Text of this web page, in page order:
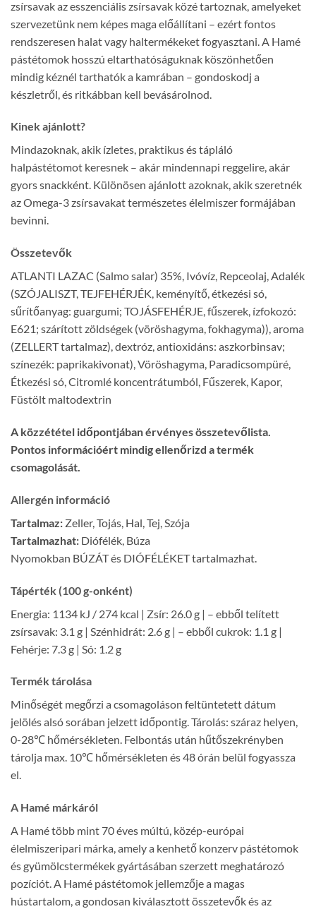
zsírsavak az esszenciális zsírsavak közé tartoznak, amelyeket
szervezetünk nem képes maga előállítani – ezért fontos
rendszeresen halat vagy haltermékeket fogyasztani. A Hamé
pástétomok hosszú eltarthatóságuknak köszönhetően
mindig kéznél tarthatók a kamrában – gondoskodj a
készletről, és ritkábban kell bevásárolnod.
Kinek ajánlott?
Mindazoknak, akik ízletes, praktikus és tápláló
halpástétomot keresnek – akár mindennapi reggelire, akár
gyors snackként. Különösen ajánlott azoknak, akik szeretnék
az Omega-3 zsírsavakat természetes élelmiszer formájában
bevinni.
Összetevők
ATLANTI LAZAC (Salmo salar) 35%, Ivóvíz, Repceolaj, Adalék
(SZÓJALISZT, TEJFEHÉRJÉK, keményítő, étkezési só,
sűrítőanyag: guargumi; TOJÁSFEHÉRJE, fűszerek, ízfokozó:
E621; szárított zöldségek (vöröshagyma, fokhagyma)), aroma
(ZELLERT tartalmaz), dextróz, antioxidáns: aszkorbinsav;
színezék: paprikakivonat), Vöröshagyma, Paradicsompüré,
Étkezési só, Citromlé koncentrátumból, Fűszerek, Kapor,
Füstölt maltodextrin
A közzététel időpontjában érvényes összetevőlista.
Pontos információért mindig ellenőrizd a termék
csomagolását.
Allergén információ
Tartalmaz: Zeller, Tojás, Hal, Tej, Szója
Tartalmazhat: Diófélék, Búza
Nyomokban BÚZÁT és DIÓFÉLÉKET tartalmazhat.
Tápérték (100 g-onként)
Energia: 1134 kJ / 274 kcal | Zsír: 26.0 g | – ebből telített
zsírsavak: 3.1 g | Szénhidrát: 2.6 g | – ebből cukrok: 1.1 g |
Fehérje: 7.3 g | Só: 1.2 g
Termék tárolása
Minőségét megőrzi a csomagoláson feltüntetett dátum
jelölés alsó sorában jelzett időpontig. Tárolás: száraz helyen,
0-28℃ hőmérsékleten. Felbontás után hűtőszekrényben
tárolja max. 10℃ hőmérsékleten és 48 órán belül fogyassza
el.
A Hamé márkáról
A Hamé több mint 70 éves múltú, közép-európai
élelmiszeripari márka, amely a kenhető konzerv pástétomok
és gyümölcstermékek gyártásában szerzett meghatározó
pozíciót. A Hamé pástétomok jellemzője a magas
hústartalom, a gondosan kiválasztott összetevők és az